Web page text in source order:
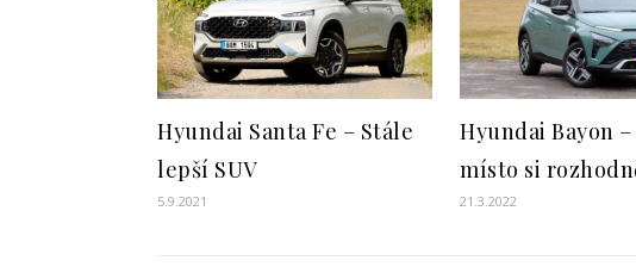
Hyundai Santa Fe – Stále
lepší SUV
5.9.2021
Hyundai Bayon –
místo si
21.3.2022